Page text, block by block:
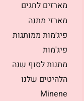
מארזים לחגים
מארזי מתנה
פיג׳מות ממותגות
פיג'מות
מתנות לסוף שנה
הלהיטים שלנו
Minene